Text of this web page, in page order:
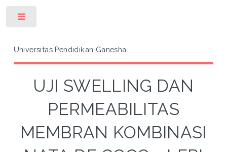
Universitas Pendidikan Ganesha
UJI SWELLING DAN
PERMEABILITAS
MEMBRAN KOMBINASI